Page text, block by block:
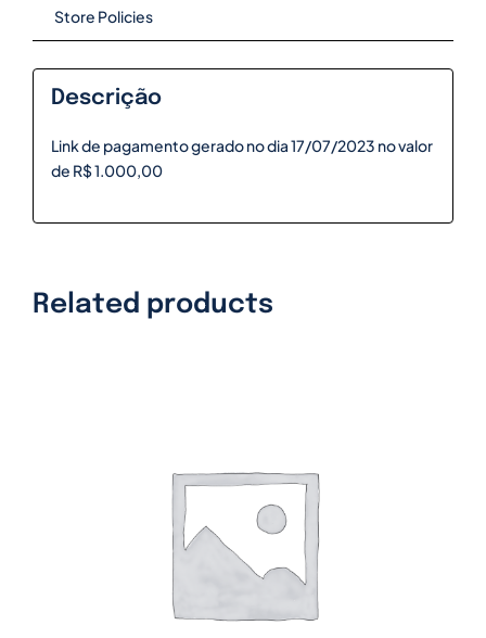
Store Policies
Descrição
Link de pagamento gerado no dia 17/07/2023 no valor
de R$ 1.000,00
Related products